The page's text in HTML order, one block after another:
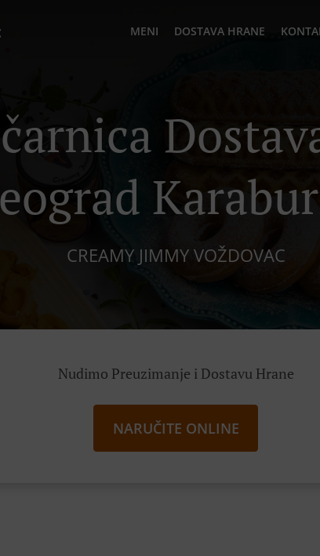
MENI DOSTAVA HRANE
CREAMY JIMMY VOŽDOVAC
Nudimo Preuzimanje i Dostavu Hrane
NARUČITE ONLINE